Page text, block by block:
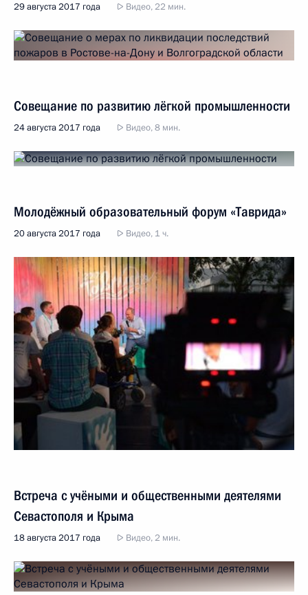
29 августа 2017 года Видео, 22 мин.
Совещание по развитию лёгкой промышленности
24 августа 2017 года Видео, 8 мин.
Молодёжный образовательный форум «Таврида»
20 августа 2017 года Видео, 1 ч.
Встреча с учёными и общественными деятелями
Севастополя и Крыма
18 августа 2017 года Видео, 2 мин.